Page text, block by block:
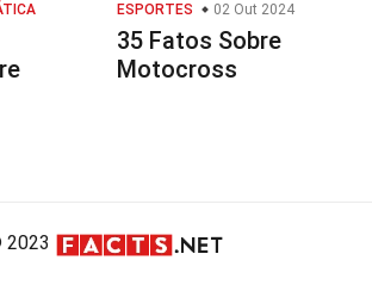
ESPORTES 02 Out 2024
35 Fatos Sobre
Motocross